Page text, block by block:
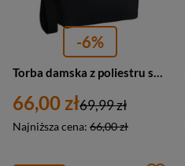
-6%
66,00 zł
Najniższa cena: 66,00 zł
69,99 zł